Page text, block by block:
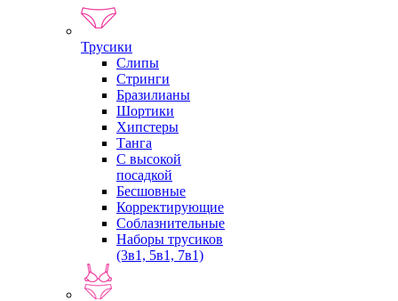
Трусики
Слипы
Стринги
Бразилианы
Шортики
Хипстеры
Танга
С высокой
посадкой
Бесшовные
Корректирующие
Соблазнительные
Наборы трусиков
(3в1, 5в1, 7в1)